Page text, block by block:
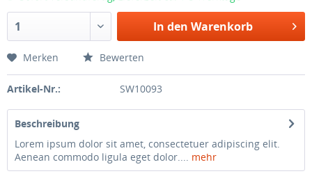
In den Warenkorb
Merken Bewerten
Artikel-Nr.: SW10093
Beschreibung
Lorem ipsum dolor sit amet, consectetuer adipiscing elit.
Aenean commodo ligula eget dolor.... mehr